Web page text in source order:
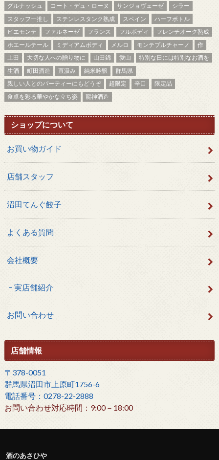
グルナッシュ
コート・デュ・ローヌ サンジョヴェーゼ
シラー
スタッフ一推し
ステンレスタンク熟成 スペイン
ハーフボトル
ピエモンテ
ファルネーゼ フランス フルボディ
フレンチオーク熟成
ホエールテール
ミディアムボディ メルロ モンテプルチャーノ
作
土田
大切な人への贈り物に 山田錦 愛山
特別な日には特別なお酒を
生酒
町田酒造 直汲み 純米吟醸
群馬県
親しい人とのパーティーにもどうぞ
超限定 辛口
限定品
食卓を彩る華やかな立ち姿
龍神酒造
ショップについて
お買い物ガイド
店舗スタッフ
沼田てんぐ餃子
よくある質問
会社概要
実店舗紹介
お問い合わせ
店舗情報
〒378-0051
群馬県沼田市上原町1756-6
電話番号：0278-22-2888
お問い合わせ対応時間：9:00－18:00
酒のあさひや